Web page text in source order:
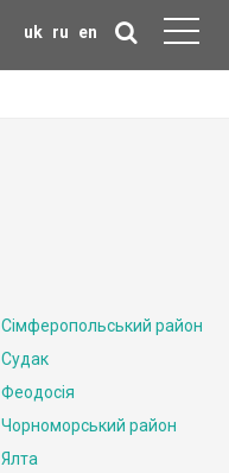
uk ru en
Сімферопольський район
Судак
Феодосія
Чорноморський район
Ялта